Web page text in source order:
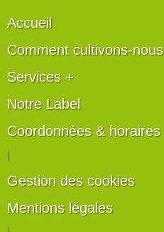
Accueil
Comment cultivons-nous
Services +
Notre Label
Coordonnées & horaires
Gestion des cookies
Mentions légales